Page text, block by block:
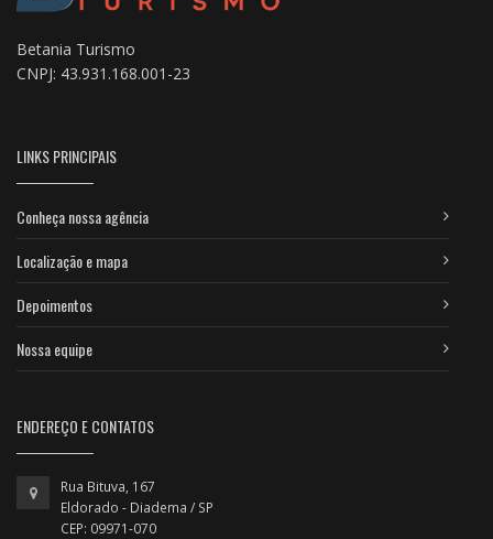
Betania Turismo
CNPJ: 43.931.168.001-23
LINKS PRINCIPAIS
Conheça nossa agência
Localização e mapa
Depoimentos
Nossa equipe
ENDEREÇO E CONTATOS
Rua Bituva, 167
Eldorado - Diadema / SP
CEP: 09971-070